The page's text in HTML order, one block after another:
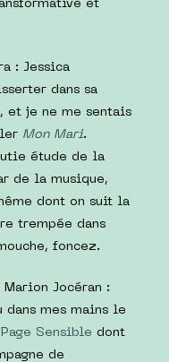
et
: Jessica
dans sa
et je ne me sentais
Mon Mari.
étude de la
de la musique,
dont on suit la
trempée dans
foncez.
Jocéran :
dans mes mains le
Page Sensible dont
de